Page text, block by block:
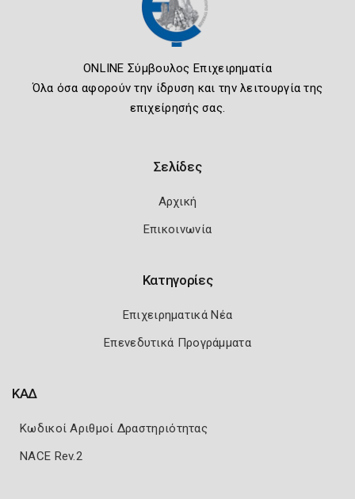
ONLINE Σύμβουλος Επιχειρηματία
Όλα όσα αφορούν την ίδρυση και την λειτουργία της
επιχείρησής σας.
Σελίδες
Αρχική
Επικοινωνία
Κατηγορίες
Επιχειρηματικά Νέα
Επενεδυτικά Προγράμματα
ΚΑΔ
Κωδικοί Αριθμοί Δραστηριότητας
NACE Rev.2